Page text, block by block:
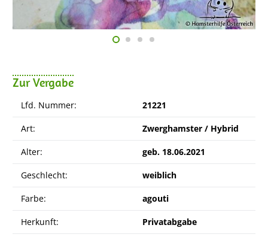
Zur Vergabe
Lfd. Nummer: 21221
Art: Zwerghamster / Hybrid
Alter: geb. 18.06.2021
Geschlecht: weiblich
Farbe: agouti
Herkunft: Privatabgabe